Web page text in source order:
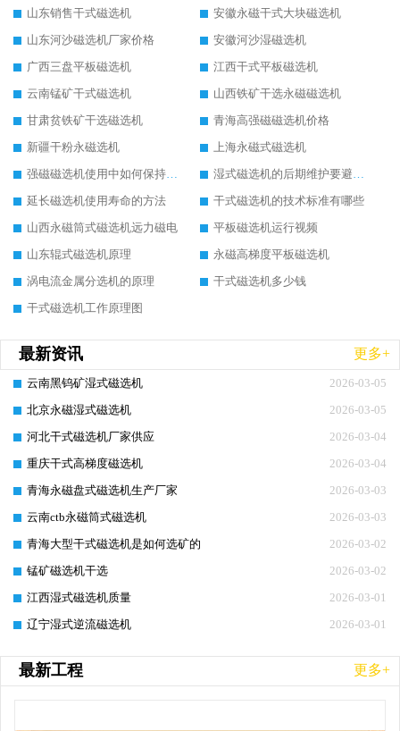
山东销售干式磁选机
安徽永磁干式大块磁选机
山东河沙磁选机厂家价格
安徽河沙湿磁选机
广西三盘平板磁选机
江西干式平板磁选机
云南锰矿干式磁选机
山西铁矿干选永磁磁选机
甘肃贫铁矿干选磁选机
青海高强磁磁选机价格
新疆干粉永磁选机
上海永磁式磁选机
强磁磁选机使用中如何保持其顺畅运行
湿式磁选机的后期维护要避开哪些坑
延长磁选机使用寿命的方法
干式磁选机的技术标准有哪些
山西永磁筒式磁选机远力磁电
平板磁选机运行视频
山东辊式磁选机原理
永磁高梯度平板磁选机
涡电流金属分选机的原理
干式磁选机多少钱
干式磁选机工作原理图
最新资讯 更多+
2026-03-05
云南黑钨矿湿式磁选机
2026-03-05
北京永磁湿式磁选机
2026-03-04
河北干式磁选机厂家供应
2026-03-04
重庆干式高梯度磁选机
2026-03-03
青海永磁盘式磁选机生产厂家
2026-03-03
云南ctb永磁筒式磁选机
2026-03-02
青海大型干式磁选机是如何选矿的
2026-03-02
锰矿磁选机干选
2026-03-01
江西湿式磁选机质量
2026-03-01
辽宁湿式逆流磁选机
最新工程 更多+